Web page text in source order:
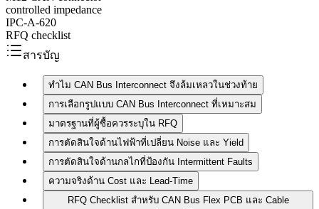
controlled impedance
IPC-A-620
RFQ checklist
สารบัญ
ทำไม CAN Bus Interconnect จึงล้มเหลวในช่วงท้าย
การเลือกรูปแบบ CAN Bus Interconnect ที่เหมาะสม
มาตรฐานที่ผู้ซื้อควรระบุใน RFQ
การตัดสินใจด้านไฟฟ้าที่เปลี่ยน Noise และ Yield
การตัดสินใจด้านกลไกที่ป้องกัน Intermittent Faults
ความจริงด้าน Cost และ Lead-Time
RFQ Checklist สำหรับ CAN Bus Flex PCB และ Cable